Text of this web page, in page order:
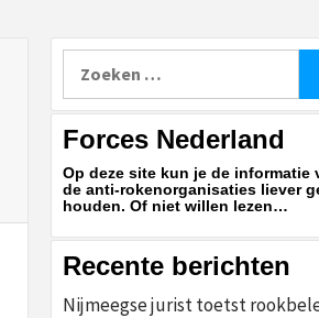
naar:
Forces Nederland
Op deze site kun je de informatie
de anti-rokenorganisaties liever
houden. Of niet willen lezen…
Recente berichten
Nijmeegse jurist toetst